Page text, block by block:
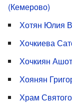
(Кемерово)
Хотян Юлия
Хочкиева
Хочкиян
Хоянян
Храм